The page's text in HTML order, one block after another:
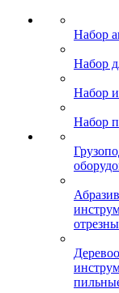
Набор
Набор
Набор
Набор